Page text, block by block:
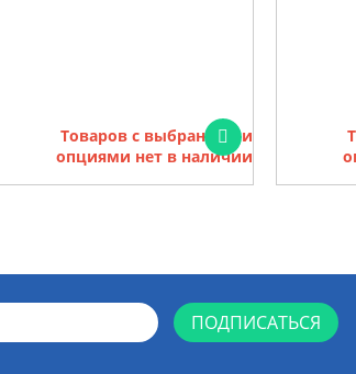
Товаров с выбранными
опциями нет в наличии
ПОДПИСАТЬСЯ